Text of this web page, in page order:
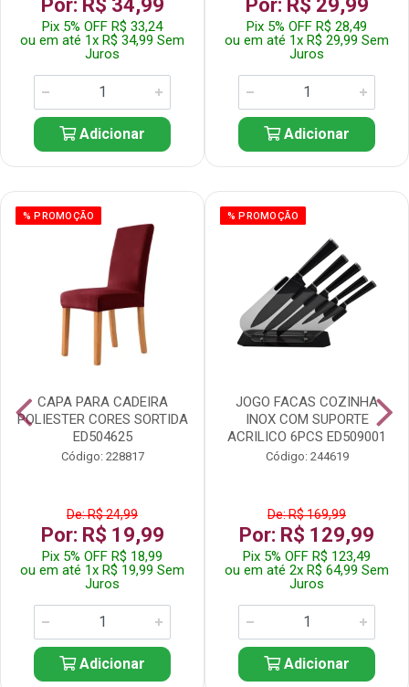
Por: R$ 34,99
Pix 5% OFF R$ 33,24
ou em até 1x R$ 34,99 Sem
Juros
Adicionar
Por: R$ 29,99
Pix 5% OFF R$ 28,49
ou em até 1x R$ 29,99 Sem
Juros
Adicionar
% PROMOÇÃO
CAPA PARA CADEIRA
POLIESTER CORES SORTIDA
ED504625
Código: 228817
De: R$ 24,99
Por: R$ 19,99
Pix 5% OFF R$ 18,99
ou em até 1x R$ 19,99 Sem
Juros
Adicionar
% PROMOÇÃO
JOGO FACAS COZINHA
INOX COM SUPORTE
ACRILICO 6PCS ED509001
Código: 244619
De: R$ 169,99
Por: R$ 129,99
Pix 5% OFF R$ 123,49
ou em até 2x R$ 64,99 Sem
Juros
Adicionar